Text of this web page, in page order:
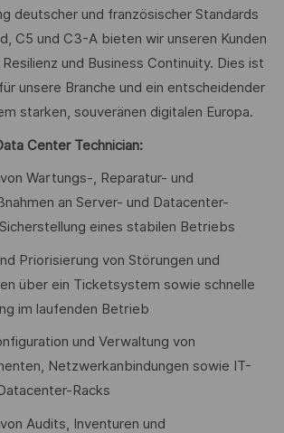
deutscher und französischer Standards
C5 und C3-A bieten wir unseren Kunden
und Business Continuity. Dies ist
unsere Branche und ein entscheidender
starken, souveränen digitalen Europa.
Center Technician:
Wartungs-, Reparatur- und
an Server- und Datacenter-
eines stabilen Betriebs
Priorisierung von Störungen und
über ein Ticketsystem sowie schnelle
im laufenden Betrieb
und Verwaltung von
Netzwerkanbindungen sowie IT-
Racks
Audits, Inventuren und